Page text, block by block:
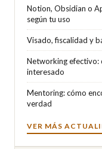
Notion, Obsidian o
según tu uso
Visado, fiscalidad y
Networking efectivo:
interesado
Mentoring: cómo
verdad
VER MÁS